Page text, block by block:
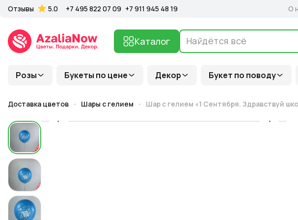
Розы Букеты по цене Декор Букет по поводу
Каталог
Отзывы 5.0 +7 495 822 07 09 +7 911 945 48 19 О
Доставка цветов Шары с гелием Шар с гелием «1 Сентября. Здравствуй